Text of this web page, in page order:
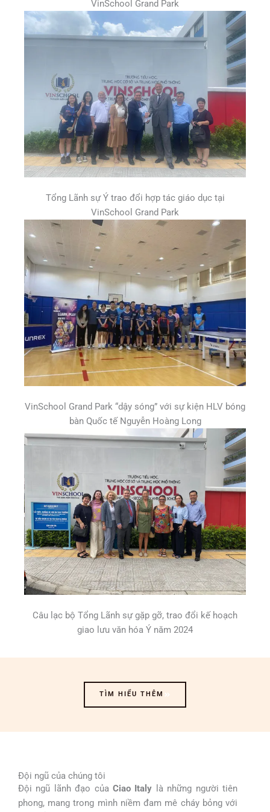
VinSchool Grand Park
Tổng Lãnh sự Ý trao đổi hợp tác giáo dục tại
VinSchool Grand Park
VinSchool Grand Park “dậy sóng” với sự kiện HLV bóng
bàn Quốc tế Nguyễn Hoàng Long
Câu lạc bộ Tổng Lãnh sự gặp gỡ, trao đổi kế hoạch
giao lưu văn hóa Ý năm 2024
TÌM HIỂU THÊM
Đội ngũ của chúng tôi
Đội ngũ lãnh đạo của Ciao Italy là những người tiên
phong, mang trong mình niềm đam mê cháy bỏng với